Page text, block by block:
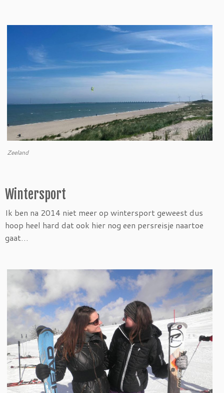
Zeeland
Wintersport
Ik ben na 2014 niet meer op wintersport geweest dus
hoop heel hard dat ook hier nog een persreisje naartoe
gaat…